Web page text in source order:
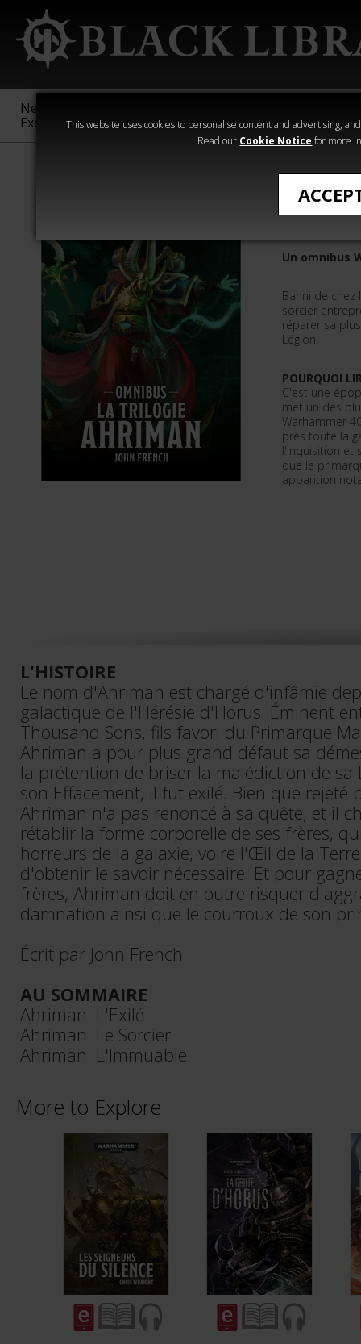
This website uses cookies to personalise content and advertising,
Read our Cookie Notice for more
New &
Exclusive
Sigmar
40,000
Heresy
La
Un omnibus
Banni de chez
sorcier
réparer sa
Légion.
POURQUOI
C'est une
met un des
Warhammer
près toute la
l'Inquisition et
que le
apparition
L'HISTOIRE
Le nom d'Ahriman est chargé d'infâmie
galactique de l'Hérésie d'Horus. Éminent
Thousand Sons, fils favori du Primarque
Ahriman a pour plus grand défaut sa
la prétention de briser la malédiction de sa
son Effacement, il fut exilé. Bien que rejeté
Ahriman n'a pas renoncé à sa quête, et il
rétablir la forme corporelle de ses frères,
horreurs de la galaxie, voire l'Œil de la
d'obtenir le savoir nécessaire. Et pour
frères, Ahriman doit en outre risquer
damnation ainsi que le courroux de son
Écrit par John French
AU SOMMAIRE
Ahriman: L'Exilé
Ahriman: Le Sorcier
Ahriman: L'Immuable
More to Explore